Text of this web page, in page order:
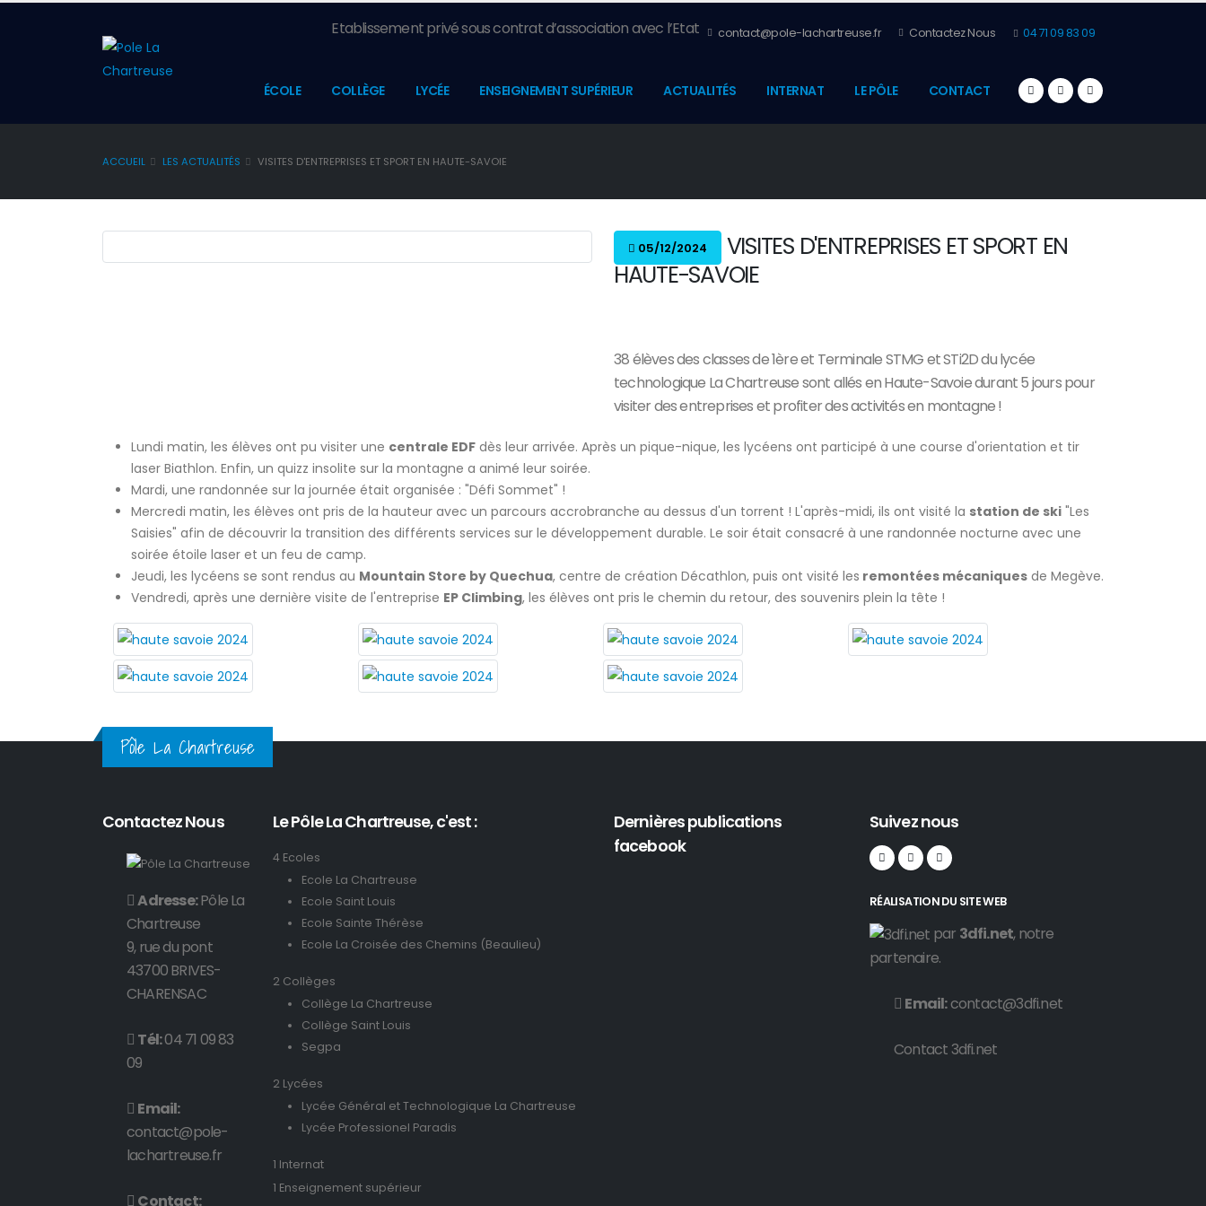
Etablissement privé sous contrat d’association avec l’Etat contact@pole-lachartreuse.fr Contactez Nous 04 71 09 83 09
ÉCOLE COLLÈGE LYCÉE ENSEIGNEMENT SUPÉRIEUR ACTUALITÉS INTERNAT LE PÔLE CONTACT
ACCUEIL LES ACTUALITÉS VISITES D'ENTREPRISES ET SPORT EN HAUTE-SAVOIE
05/12/2024
VISITES D'ENTREPRISES ET SPORT EN
HAUTE-SAVOIE
38 élèves des classes de 1ère et Terminale STMG et STi2D du lycée
technologique La Chartreuse sont allés en Haute-Savoie durant 5 jours pour
visiter des entreprises et profiter des activités en montagne !
Lundi matin, les élèves ont pu visiter une centrale EDF dès leur arrivée. Après un pique-nique, les lycéens ont participé à une course d'orientation et tir
laser Biathlon. Enfin, un quizz insolite sur la montagne a animé leur soirée.
Mardi, une randonnée sur la journée était organisée : "Défi Sommet" !
Mercredi matin, les élèves ont pris de la hauteur avec un parcours accrobranche au dessus d'un torrent ! L'après-midi, ils ont visité la station de ski "Les
Saisies" afin de découvrir la transition des différents services sur le développement durable. Le soir était consacré à une randonnée nocturne avec une
soirée étoile laser et un feu de camp.
Jeudi, les lycéens se sont rendus au Mountain Store by Quechua, centre de création Décathlon, puis ont visité les remontées mécaniques de Megève.
Vendredi, après une dernière visite de l'entreprise EP Climbing, les élèves ont pris le chemin du retour, des souvenirs plein la tête !
Pôle La Chartreuse
Contactez Nous
Adresse:Pôle La
Chartreuse
9, rue du pont
43700 BRIVES-
CHARENSAC
Tél:04 71 09 83
09
Email:
contact@pole-
lachartreuse.fr
Contact:
Le Pôle La Chartreuse, c'est :
4 Ecoles
Ecole La Chartreuse
Ecole Saint Louis
Ecole Sainte Thérèse
Ecole La Croisée des Chemins (Beaulieu)
2 Collèges
Collège La Chartreuse
Collège Saint Louis
Segpa
2 Lycées
Lycée Général et Technologique La Chartreuse
Lycée Professionel Paradis
1 Internat
1 Enseignement supérieur
Dernières publications
facebook
Suivez nous
RÉALISATION DU SITE WEB
par 3dfi.net, notre
partenaire.
Email:contact@3dfi.net
Contact 3dfi.net